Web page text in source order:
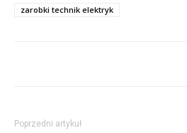
zarobki technik elektryk
Poprzedni artykuł